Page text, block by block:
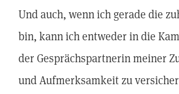
Und auch, wenn ich gerade die
bin, kann ich entweder in die
der Gesprächspartnerin meiner
und Aufmerksamkeit zu